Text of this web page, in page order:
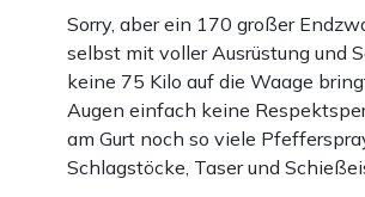
Sorry, aber ein 170 großer
selbst mit voller Ausrüstung und
keine 75 Kilo auf die Waage
Augen einfach keine
am Gurt noch so viele
Schlagstöcke, Taser und